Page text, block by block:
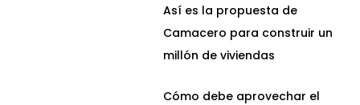
Así es la propuesta de
Camacero para construir un
millón de viviendas
Cómo debe aprovechar el